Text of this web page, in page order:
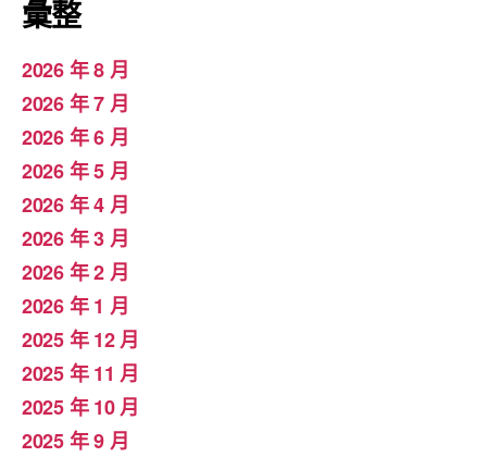
彙整
2026 年 8 月
2026 年 7 月
2026 年 6 月
2026 年 5 月
2026 年 4 月
2026 年 3 月
2026 年 2 月
2026 年 1 月
2025 年 12 月
2025 年 11 月
2025 年 10 月
2025 年 9 月